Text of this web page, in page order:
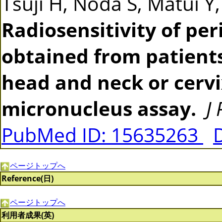
Radiosensitivity of
obtained from
head and neck or
micronucleus assay. J
PubMed ID: 15635263
ページトップへ
Reference(日)
ページトップへ
利用者成果(英)